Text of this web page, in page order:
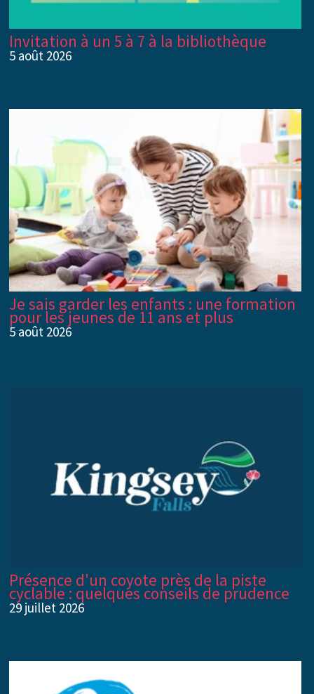
Invitation à un 5 à 7 à la bibliothèque
5 août 2026
Je sais garder les enfants : une formation
pour les jeunes de 11 ans et plus
5 août 2026
Présence d'un coyote près de la piste
cyclable : quelques conseils de prudence
29 juillet 2026